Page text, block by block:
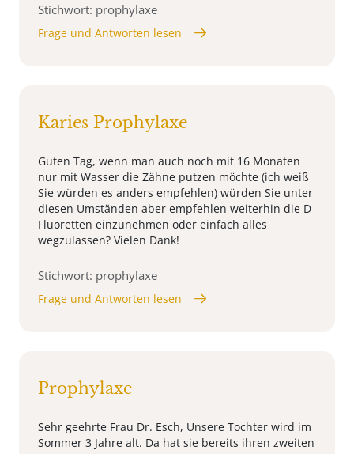
Stichwort: prophylaxe
Frage und Antworten lesen
Karies Prophylaxe
Guten Tag, wenn man auch noch mit 16 Monaten
nur mit Wasser die Zähne putzen möchte (ich weiß
Sie würden es anders empfehlen) würden Sie unter
diesen Umständen aber empfehlen weiterhin die D-
Fluoretten einzunehmen oder einfach alles
wegzulassen? Vielen Dank!
Stichwort: prophylaxe
Frage und Antworten lesen
Prophylaxe
Sehr geehrte Frau Dr. Esch, Unsere Tochter wird im
Sommer 3 Jahre alt. Da hat sie bereits ihren zweiten